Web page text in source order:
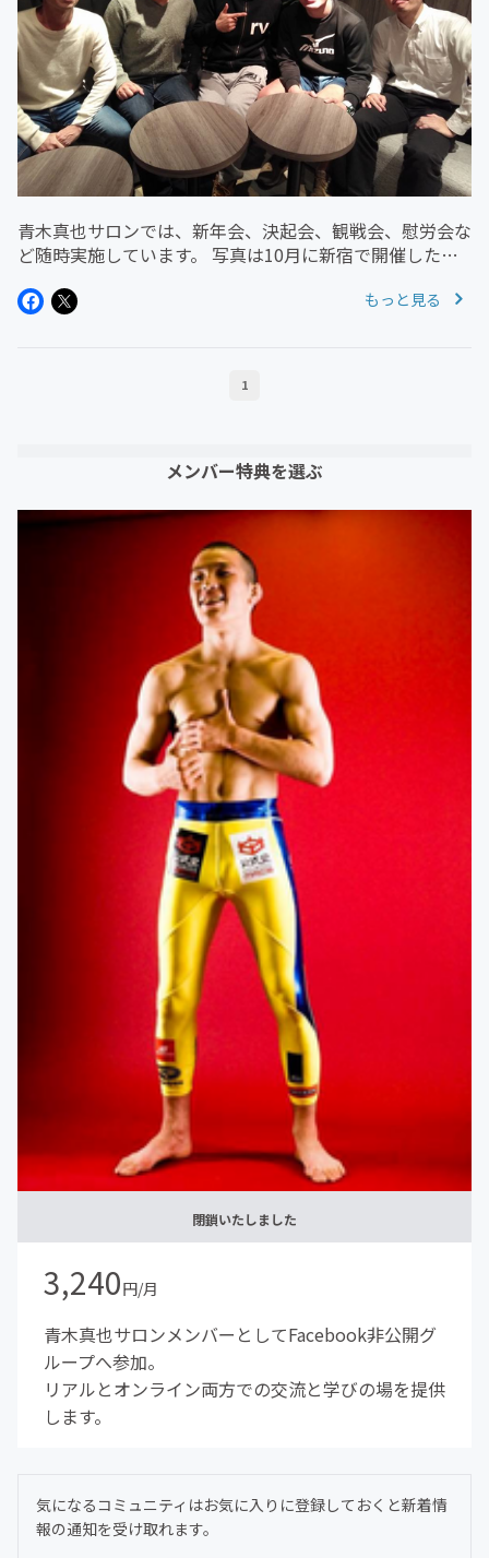
青木真也サロンでは、新年会、決起会、観戦会、慰労会な
ど随時実施しています。 写真は10月に新宿で開催したオ
大事な試合の前にもかかわらず、試合の話がほとんど話題
もっと見る
1
メンバー特典を選ぶ
閉鎖いたしました
3,240円/月
青木真也サロンメンバーとしてFacebook非公開グ
ループへ参加。
リアルとオンライン両方での交流と学びの場を提供
します。
気になるコミュニティはお気に入りに登録しておくと新着情
報の通知を受け取れます。